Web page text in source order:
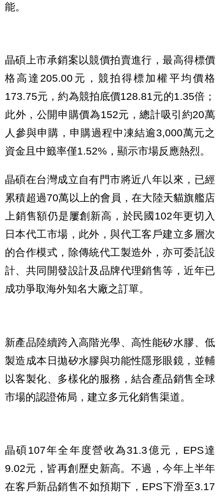
能。
晶碩上市承銷案以競價拍賣進行，最高得標價
格高達205.00元，競拍得標加權平均價格
173.75元，約為競拍底價128.81元的1.35倍；
此外，公開申購價為152元，總計吸引約20萬
人參與申購，申購過程中凍結逾3,000萬元之
資金且中籤率僅1.52%，顯示市場反應熱烈。
晶碩在台灣成立自有門市將近八年以來，已經
累積超過70萬以上的會員，在大陸天貓旗艦店
上銷售額仍是屢創新高，於民國102年更切入
日本代工市場，此外，與代工客戶建立多層次
的合作模式，除傳統代工製造外，亦可委託設
計、共同開發設計及品牌代理銷售等，近年已
成功爭取海外知名大廠之訂單。
新產品陸續跨入高階光學、高性能矽水膠、低
製造成本日拋矽水膠與功能性隱形眼鏡，並輔
以客製化、多樣化的服務，結合產品銷售全球
市場的認證佈局，建立多元化銷售渠道。
晶碩107年全年度營收為31.3億元，EPS達
9.02元，皆再創歷史新高。不過，今年上半年
在客戶新品銷售不如預期下，EPS下滑至3.17